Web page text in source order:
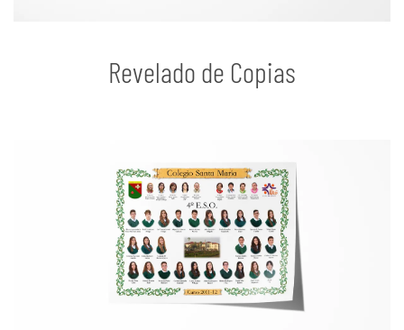
Revelado de Copias